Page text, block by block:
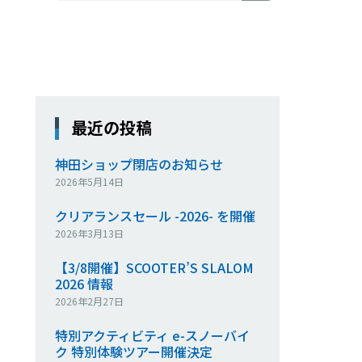
最近の投稿
神田ショップ閉店のお知らせ
2026年5月14日
クリアランスセール -2026- を開催
2026年3月13日
【3/8開催】SCOOTER’S SLALOM
2026 情報
2026年2月27日
特別アクティビティ e-スノーバイ
ク 特別体験ツアー開催決定